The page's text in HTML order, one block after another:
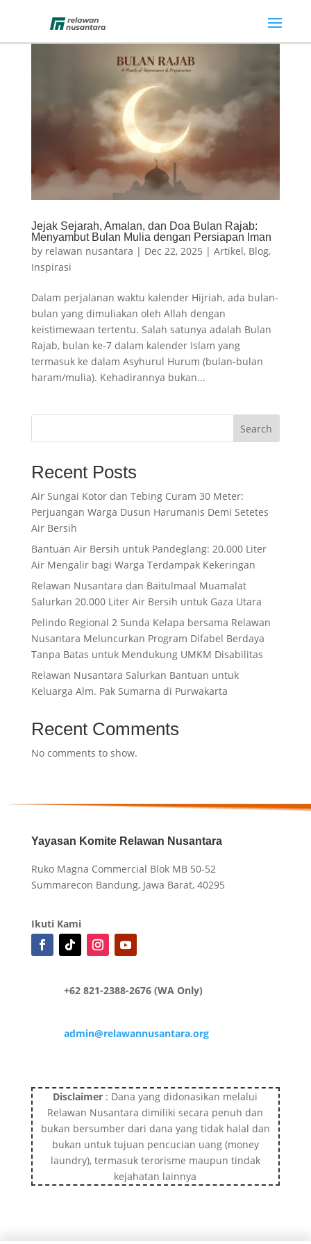
Jejak Sejarah, Amalan, dan Doa Bulan Rajab:
Menyambut Bulan Mulia dengan Persiapan Iman
by relawan nusantara | Dec 22, 2025 | Artikel, Blog,
Inspirasi
Dalam perjalanan waktu kalender Hijriah, ada bulan-
bulan yang dimuliakan oleh Allah dengan
keistimewaan tertentu. Salah satunya adalah Bulan
Rajab, bulan ke-7 dalam kalender Islam yang
termasuk ke dalam Asyhurul Hurum (bulan-bulan
haram/mulia). Kehadirannya bukan...
Search
Recent Posts
Air Sungai Kotor dan Tebing Curam 30 Meter:
Perjuangan Warga Dusun Harumanis Demi Setetes
Air Bersih
Bantuan Air Bersih untuk Pandeglang: 20.000 Liter
Air Mengalir bagi Warga Terdampak Kekeringan
Relawan Nusantara dan Baitulmaal Muamalat
Salurkan 20.000 Liter Air Bersih untuk Gaza Utara
Pelindo Regional 2 Sunda Kelapa bersama Relawan
Nusantara Meluncurkan Program Difabel Berdaya
Tanpa Batas untuk Mendukung UMKM Disabilitas
Relawan Nusantara Salurkan Bantuan untuk
Keluarga Alm. Pak Sumarna di Purwakarta
Recent Comments
No comments to show.
Yayasan Komite Relawan Nusantara
Ruko Magna Commercial Blok MB 50-52
Summarecon Bandung, Jawa Barat, 40295
Ikuti Kami
+62 821-2388-2676 (WA Only)
admin@relawannusantara.org
Disclaimer : Dana yang didonasikan melalui
Relawan Nusantara dimiliki secara penuh dan
bukan bersumber dari dana yang tidak halal dan
bukan untuk tujuan pencucian uang (money
laundry), termasuk terorisme maupun tindak
kejahatan lainnya